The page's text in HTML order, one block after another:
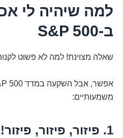
ב-S&P 500
שאלה מצוינת! למה לא פשוט
משמעותיים:
1. פיזור, פיזור, פיזור! (לא רק בטיולים)